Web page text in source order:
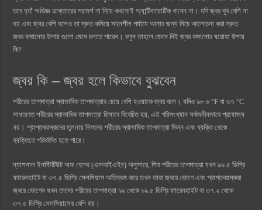
তবে হ্যাঁ অভিজ্ঞ ডাক্তারের পরামর্শ না নিয়ে কখনোই অ্যান্টিবায়োটিক খাবেন না। যদি জ্বর খুব বেশি না
হয় এবং জ্বর বেশি হলেও তা দ্রুত কমিয়ে সহনশীল পর্যায়ে আনার জন্য নিচে আলোচনা করা দ্রুত
জ্বর কমানোর উপায় গুলো মেনে চলতে পারেন। চলুন তাহলে জেনে নিই জ্বর কমানোর ঘরোয়া উপায়
কি?
জ্বর কি – জ্বর হলে কিভাবে বুঝবেন
শরীরের তাপমাত্রা স্বাভাবিক তাপমাত্রার চেয়ে বেশি হওয়াকে জ্বর বলে। যদিও ৯৮.৬ °F বা ৩৭ °C
সাধারণত শরীরের স্বাভাবিক তাপমাত্রা হিসাবে বিবেচিত হয়, এই পরিসংখ্যান সর্বজনীনভাবে প্রযোজ্য
নয়। প্রাপ্তবয়স্কদের তুলনায় শিশুদের শরীরের স্বাভাবিক তাপমাত্রা ভিন্ন এবং ব্যক্তি থেকে
ব্যক্তিতে পরিবর্তিত হতে পারে।
ন্যাশনাল ইনস্টিটিউট অফ হেলথ (এনআইএইচ) অনুসারে, শিশু শরীরের তাপমাত্রা যখন ৯৯.৫ ডিগ্রি
ফারেনহাইট বা ৩৭.৫ ডিগ্রি সেলসিয়াস অতিক্রম করে তখন তারা জ্বরে ভোগে এবং প্রাপ্তবয়স্করা
জ্বরে ভোগেন যখন তাদের শরীরের তাপমাত্রা ৯৯ থেকে ৯৯.৫ ডিগ্রি ফারেনহাইট বা ৩৭.২ থেকে
৩৭.৫ ডিগ্রি সেলসিয়াসের বেশি হয়।